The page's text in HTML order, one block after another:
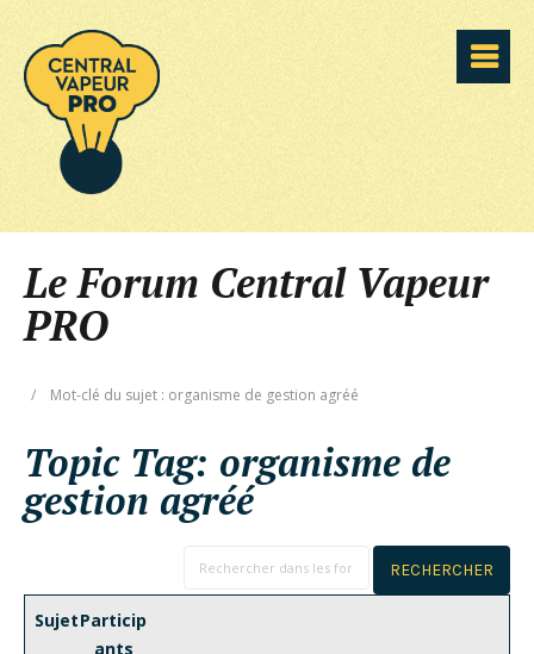
Le Forum Central Vapeur
PRO
/ Mot-clé du sujet : organisme de gestion agréé
Topic Tag: organisme de
gestion agréé
SujetParticip
ants